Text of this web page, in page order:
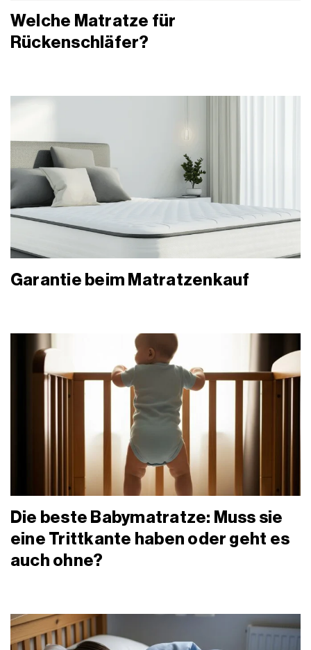
Welche Matratze für
Rückenschläfer?
Garantie beim Matratzenkauf
Die beste Babymatratze: Muss sie
eine Trittkante haben oder geht es
auch ohne?